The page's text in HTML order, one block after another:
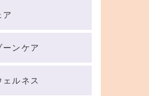
ア
ーンケア
ルネス